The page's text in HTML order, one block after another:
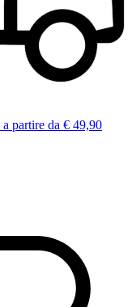
a partire da € 49,90